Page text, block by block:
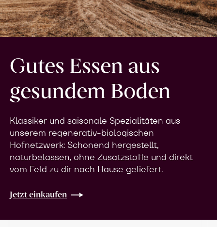
Gutes Essen aus
gesundem Boden
Klassiker und saisonale Spezialitäten aus
unserem regenerativ-biologischen
Hofnetzwerk: Schonend hergestellt,
naturbelassen, ohne Zusatzstoffe und direkt
vom Feld zu dir nach Hause geliefert.
Jetzt einkaufen